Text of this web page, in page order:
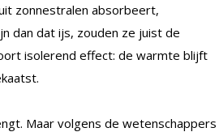
zonnestralen absorbeert,
dan dat ijs, zouden ze juist de
isolerend effect: de warmte blijft
Maar volgens de wetenschappers